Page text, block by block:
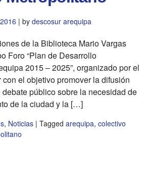
| by descosur arequipa
de la Biblioteca Mario Vargas
Foro “Plan de Desarrollo
2015 – 2025”, organizado por el
el objetivo promover la difusión
público sobre la necesidad de
de la ciudad y la […]
, Noticias | Tagged arequipa, colectivo